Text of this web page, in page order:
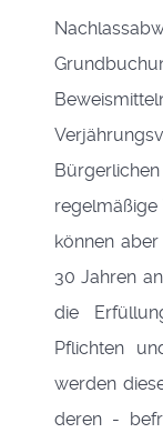
können
30 Jahren
die
Pflichten
werden
deren -